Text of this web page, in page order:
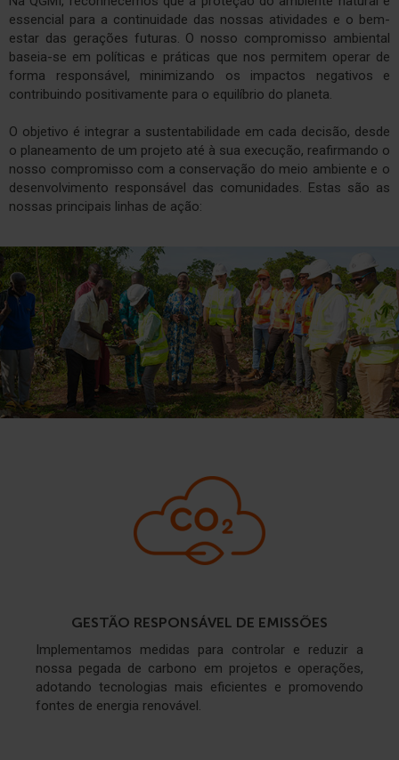
essencial para a continuidade das nossas atividades e o bem-
estar das gerações futuras. O nosso compromisso ambiental
baseia-se em políticas e práticas que nos permitem operar de
forma responsável, minimizando os impactos negativos e
contribuindo positivamente para o equilíbrio do planeta.
O objetivo é integrar a sustentabilidade em cada decisão, desde
o planeamento de um projeto até à sua execução, reafirmando o
nosso compromisso com a conservação do meio ambiente e o
desenvolvimento responsável das comunidades. Estas são as
nossas principais linhas de ação:
GESTÃO RESPONSÁVEL DE EMISSÕES
Implementamos medidas para controlar e reduzir a
nossa pegada de carbono em projetos e operações,
adotando tecnologias mais eficientes e promovendo
fontes de energia renovável.